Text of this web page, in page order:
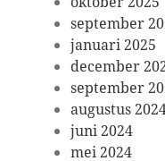
september
januari 2025
december
september
augustus
juni 2024
mei 2024